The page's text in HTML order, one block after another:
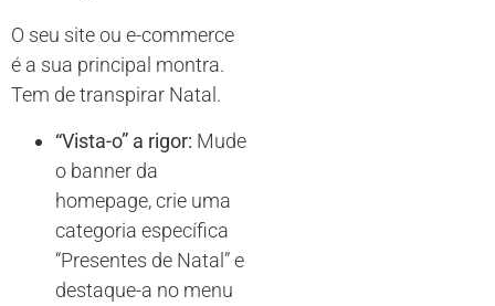
O seu site ou e-commerce
é a sua principal montra.
Tem de transpirar Natal.
“Vista-o” a rigor: Mude
o banner da
homepage, crie uma
categoria específica
“Presentes de Natal” e
destaque-a no menu